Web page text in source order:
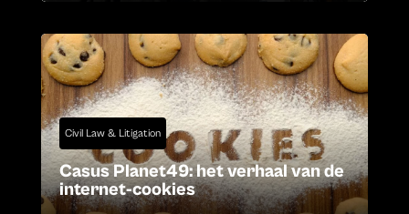
Civil Law & Litigation
Casus Planet49: het verhaal van de
internet-cookies